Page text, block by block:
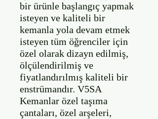
bir ürünle başlangıç yapmak
isteyen ve kaliteli bir
kemanla yola devam etmek
isteyen tüm öğrenciler için
özel olarak dizayn edilmiş,
ölçülendirilmiş ve
fiyatlandırılmış kaliteli bir
enstrümandır. V5SA
Kemanlar özel taşıma
çantaları, özel arşeleri,